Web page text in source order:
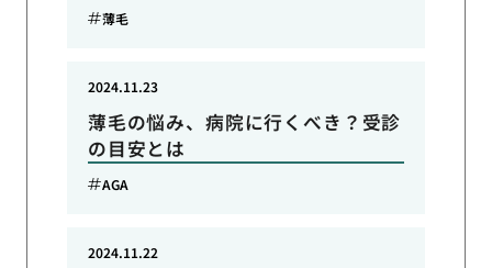
薄毛
薄毛の悩み、病院に行くべき？受診
の目安とは
2024.11.23
AGA
2024.11.22